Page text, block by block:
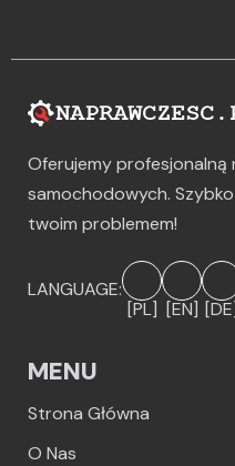
Oferujemy profesjonalną
samochodowych.
twoim problemem!
LANGUAGE:
[PL] [EN]
MENU
Strona Główna
O Nas